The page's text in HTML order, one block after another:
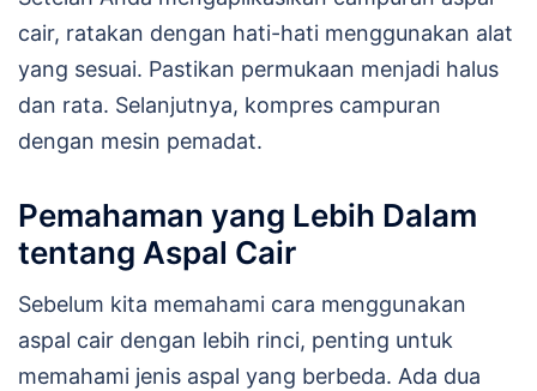
cair, ratakan dengan hati-hati menggunakan alat
yang sesuai. Pastikan permukaan menjadi halus
dan rata. Selanjutnya, kompres campuran
dengan mesin pemadat.
Pemahaman yang Lebih Dalam
tentang Aspal Cair
Sebelum kita memahami cara menggunakan
aspal cair dengan lebih rinci, penting untuk
memahami jenis aspal yang berbeda. Ada dua